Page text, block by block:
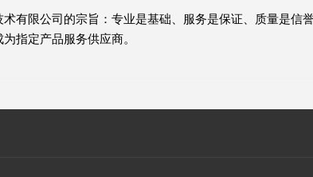
术有限公司的宗旨：专业是基础、服务是保证、质量是
指定产品服务供应商。